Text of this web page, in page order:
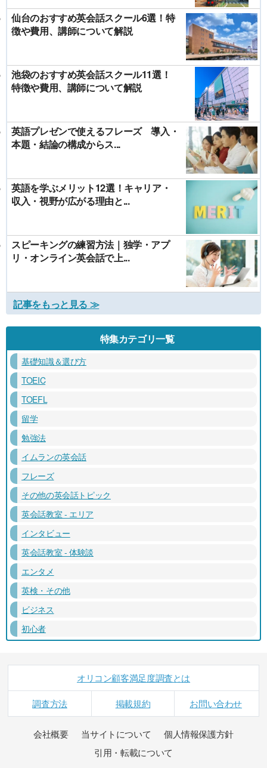
仙台のおすすめ英会話スクール6選！特
徴や費用、講師について解説
池袋のおすすめ英会話スクール11選！
特徴や費用、講師について解説
英語プレゼンで使えるフレーズ 導入・
本題・結論の構成からス...
英語を学ぶメリット12選！キャリア・
収入・視野が広がる理由と...
スピーキングの練習方法｜独学・アプ
リ・オンライン英会話で上...
記事をもっと見る ≫
特集カテゴリ一覧
基礎知識＆選び方
TOEIC
TOEFL
留学
勉強法
イムランの英会話
フレーズ
その他の英会話トピック
英会話教室 - エリア
インタビュー
英会話教室 - 体験談
エンタメ
英検・その他
ビジネス
初心者
オリコン顧客満足度調査とは
調査方法 掲載規約 お問い合わせ
会社概要 当サイトについて
個人情報保護方針
引用・転載について